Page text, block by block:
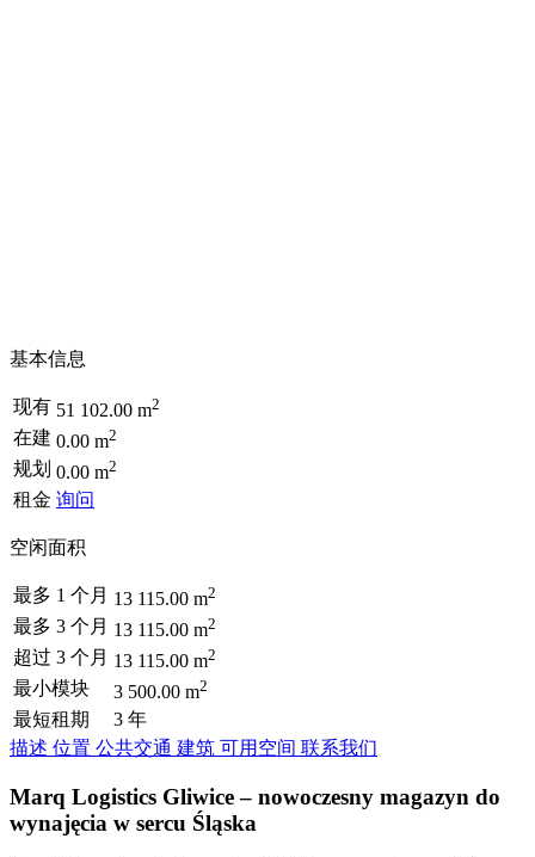
基本信息
现有 51 102.00 m2
在建 0.00 m2
规划 0.00 m2
租金 询问
空闲面积
最多 1 个月 13 115.00 m2
最多 3 个月 13 115.00 m2
超过 3 个月 13 115.00 m2
最小模块 3 500.00 m2
最短租期
3 年
描述 位置 公共交通 建筑 可用空间 联系我们
Marq Logistics Gliwice – nowoczesny magazyn do
wynajęcia w sercu Śląska